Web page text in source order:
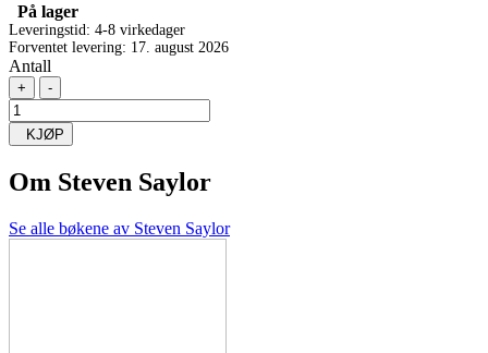
På lager
Leveringstid: 4-8 virkedager
Forventet levering: 17. august 2026
Antall
+ -
KJØP
Om Steven Saylor
Se alle bøkene av Steven Saylor